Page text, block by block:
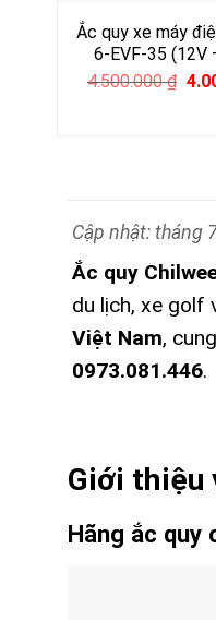
Ắc quy xe máy
6-EVF-35 (12V
4.500.000₫
Cập nhật: tháng
Ắc quy
du lịch, xe golf
Việt Nam,
0973.081.446.
Giới thiệu
Hãng ắc quy